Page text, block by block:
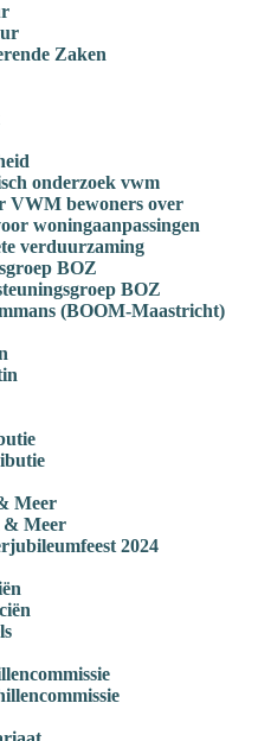
Zaken
onderzoek vwm
VWM bewoners over
woningaanpassingen
verduurzaming
BOZ
BOZ
(BOOM-Maastricht)
Meer
& Meer
2024